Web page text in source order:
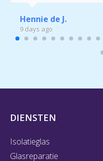
Hennie de J.
9 days ago
DIENSTEN
Isolatieglas
Glasreparatie